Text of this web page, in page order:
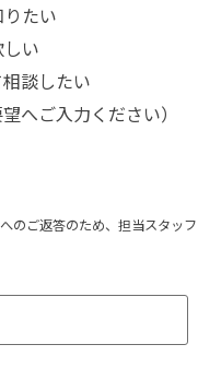
たい
い
談したい
へご入力ください）
のご返答のため、担当スタッフ